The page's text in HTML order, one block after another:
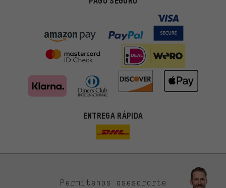
ENTREGA RÁPIDA
Permítenos asesorarte